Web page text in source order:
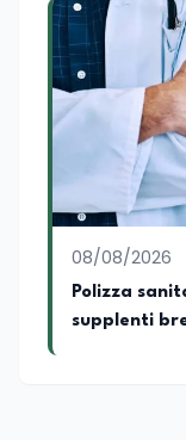
08/08/2026
Polizza
supplenti